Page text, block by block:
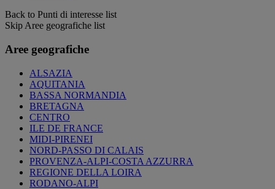
Back to Punti di interesse list
Skip Aree geografiche list
Aree geografiche
ALSAZIA
AQUITANIA
BASSA NORMANDIA
BRETAGNA
CENTRO
ILE DE FRANCE
MIDI-PIRENEI
NORD-PASSO DI CALAIS
PROVENZA-ALPI-COSTA AZZURRA
REGIONE DELLA LOIRA
RODANO-ALPI